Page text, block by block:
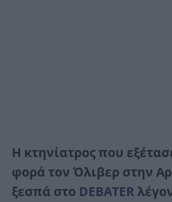
Η κτηνίατρος που
φορά τον Όλιβερ στην
ξεσπά στο DEBATER